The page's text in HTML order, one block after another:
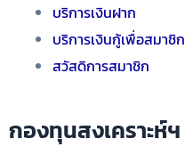
บริการเงินฝาก
บริการเงินกู้เพื่อสมาชิก
สวัสดิการสมาชิก
กองทุนสงเคราะห์ฯ